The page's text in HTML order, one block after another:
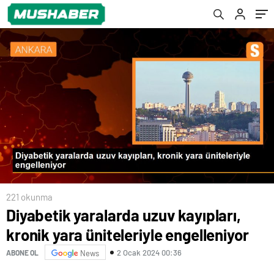
221 okunma
Diyabetik yaralarda uzuv kayıpları,
kronik yara üniteleriyle engelleniyor
ABONE OL News 2 Ocak 2024 00:36